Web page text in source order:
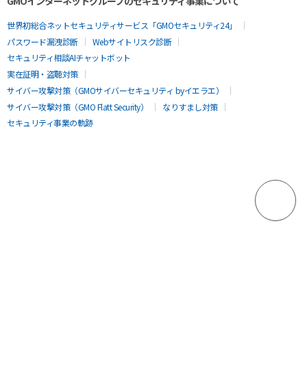
世界初総合ネットセキュリティサービス「GMOセキュリティ24」
パスワード漏洩診断
Webサイトリスク診断
セキュリティ相談AIチャットボット
実在証明・盗聴対策
サイバー攻撃対策（GMOサイバーセキュリティ byイエラエ）
サイバー攻撃対策（GMO Flatt Security）
なりすまし対策
セキュリティ事業の軌跡